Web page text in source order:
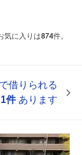
気に入りは874件。
借りられる
1件あります